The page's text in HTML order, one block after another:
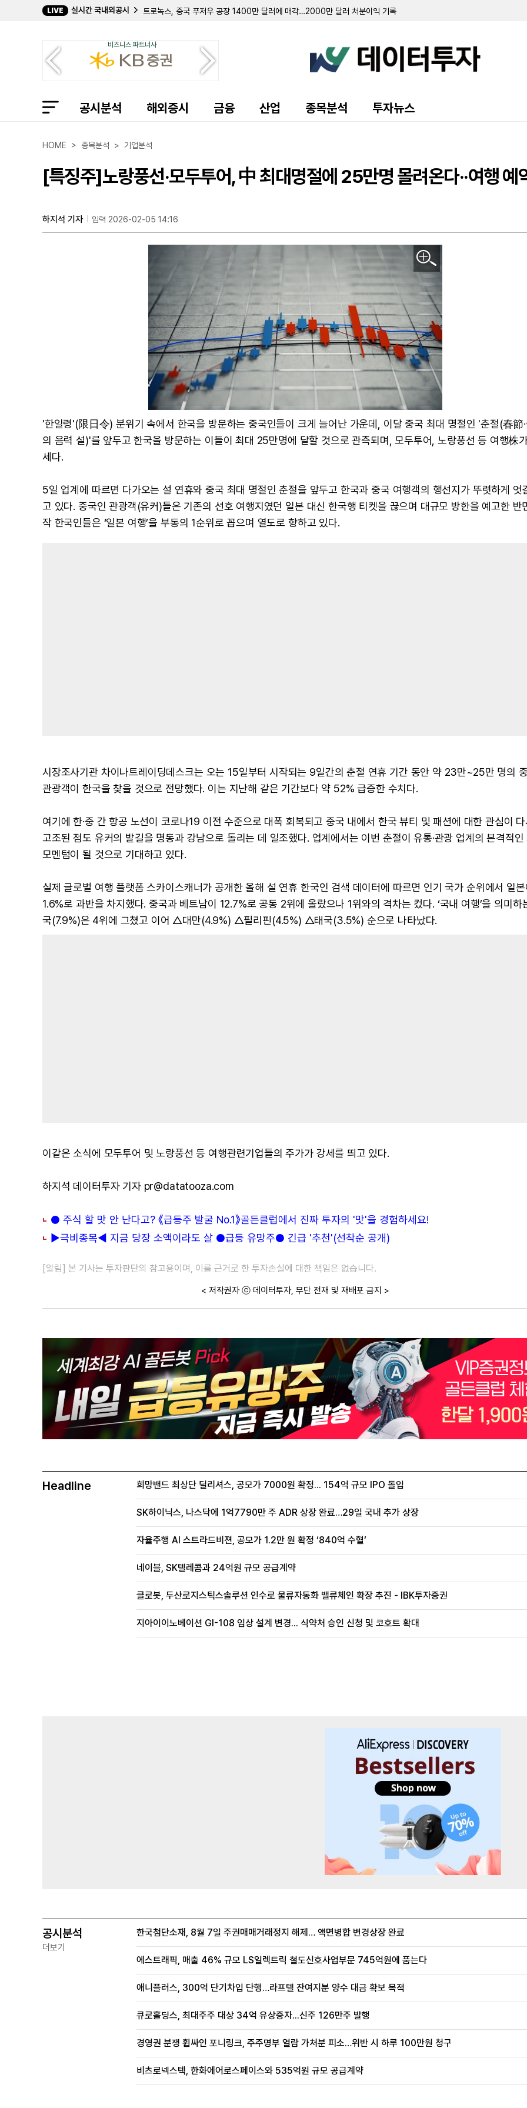
LIVE 실시간 국내외공시
트로녹스, 중국 푸저우 공장 1400만 달러에 매각…2000만 달러 처분이익 기록
화이트호크 테라퓨틱스, 2분기 순손실 1664만 달러로 적자 축소…"현금 확보로 2028년 하반기까지 운영 가능"
랄프 로렌, 협력사 금융 프로그램 잔액 2억 6840만 달러로 증가
워너 브로스 디스커버리, 파라마운트 스카이댄스와 457억 달러 규모 합병 추진…주주 승인 완료
메스테크 디지털, 신규 주식 환매 프로그램 승인…500만 달러 규모
BKV 코퍼레이션, 2분기 순이익 7580만 달러…탄소 포집 사업 본격 가동
이오밴스, 영국서 '암타그비' 허가 신청 재제출…초고속 심사 진행 중
레졸루트 홀딩스 매니지먼트, 존 코트 매니저가 지분 55.1% 확보
트로녹스, 2분기 매출 19% 증가한 8억 6800만 달러…잉여현금흐름 6000만 달러로 흑자 전환
알파 프로 테크, 2분기 매출 12% 증가한 1870만 달러…순이익 47% 급증
비즈니스 파트너사
공시분석 해외증시 금융 산업 종목분석 투자뉴스
HOME > 종목분석 > 기업분석
[특징주]노랑풍선·모두투어, 中 최대명절에 25만명 몰려온다··여행
하지석 기자 입력 2026-02-05 14:16
'한일령'(限日令) 분위기 속에서 한국을 방문하는 중국인들이 크게 늘어난 가운데, 이달 중국 최대 명절인 '춘절(春節
의 음력 설)'를 앞두고 한국을 방문하는 이들이 최대 25만명에 달할 것으로 관측되며, 모두투어, 노랑풍선 등 여행株
세다.
5일 업계에 따르면 다가오는 설 연휴와 중국 최대 명절인 춘절을 앞두고 한국과 중국 여행객의 행선지가 뚜렷하게 엇
고 있다. 중국인 관광객(유커)들은 기존의 선호 여행지였던 일본 대신 한국행 티켓을 끊으며 대규모 방한을 예고한 반
작 한국인들은 ‘일본 여행’을 부동의 1순위로 꼽으며 열도로 향하고 있다.
시장조사기관 차이나트레이딩데스크는 오는 15일부터 시작되는 9일간의 춘절 연휴 기간 동안 약 23만~25만 명의
관광객이 한국을 찾을 것으로 전망했다. 이는 지난해 같은 기간보다 약 52% 급증한 수치다.
여기에 한·중 간 항공 노선이 코로나19 이전 수준으로 대폭 회복되고 중국 내에서 한국 뷰티 및 패션에 대한 관심이
고조된 점도 유커의 발길을 명동과 강남으로 돌리는 데 일조했다. 업계에서는 이번 춘절이 유통·관광 업계의 본격적인
모멘텀이 될 것으로 기대하고 있다.
실제 글로벌 여행 플랫폼 스카이스캐너가 공개한 올해 설 연휴 한국인 검색 데이터에 따르면 인기 국가 순위에서 일
1.6%로 과반을 차지했다. 중국과 베트남이 12.7%로 공동 2위에 올랐으나 1위와의 격차는 컸다. ‘국내 여행’을 의미하
국(7.9%)은 4위에 그쳤고 이어 △대만(4.9%) △필리핀(4.5%) △태국(3.5%) 순으로 나타났다.
이같은 소식에 모두투어 및 노랑풍선 등 여행관련기업들의 주가가 강세를 띄고 있다.
하지석 데이터투자 기자 pr@datatooza.com
● 주식 할 맛 안 난다고? 《급등주 발굴 No.1》골든클럽에서 진짜 투자의 '맛'을 경험하세요!
▶극비종목◀ 지금 당장 소액이라도 살 ●급등 유망주● 긴급 '추천'(선착순 공개)
[알림] 본 기사는 투자판단의 참고용이며, 이를 근거로 한 투자손실에 대한 책임은 없습니다.
< 저작권자 ⓒ 데이터투자, 무단 전재 및 재배포 금지 >
Headline 희망밴드 최상단 딜리셔스, 공모가 7000원 확정... 154억 규모 IPO 돌입
SK하이닉스, 나스닥에 1억7790만 주 ADR 상장 완료…29일 국내 추가 상장
자율주행 AI 스트라드비젼, 공모가 1.2만 원 확정 ‘840억 수혈’
네이블, SK텔레콤과 24억원 규모 공급계약
클로봇, 두산로지스틱스솔루션 인수로 물류자동화 밸류체인 확장 추진 - IBK투자증권
지아이이노베이션 GI-108 임상 설계 변경... 식약처 승인 신청 및 코호트 확대
공시분석
더보기
한국첨단소재, 8월 7일 주권매매거래정지 해제… 액면병합 변경상장 완료
에스트래픽, 매출 46% 규모 LS일렉트릭 철도신호사업부문 745억원에 품는다
애니플러스, 300억 단기차입 단행…라프텔 잔여지분 양수 대금 확보 목적
큐로홀딩스, 최대주주 대상 34억 유상증자...신주 126만주 발행
경영권 분쟁 휩싸인 포니링크, 주주명부 열람 가처분 피소…위반 시 하루 100만원 청구
비츠로넥스텍, 한화에어로스페이스와 535억원 규모 공급계약